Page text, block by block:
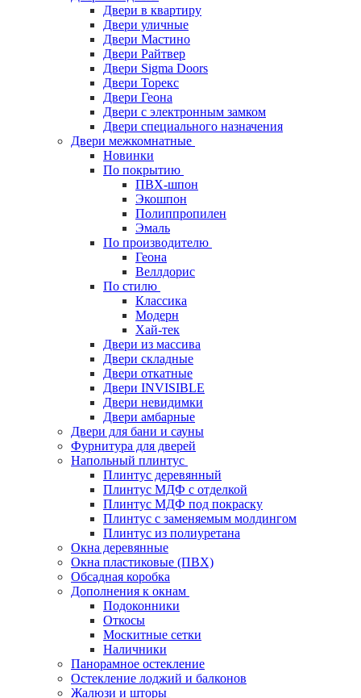
Двери в квартиру
Двери уличные
Двери Мастино
Двери Райтвер
Двери Sigma Doors
Двери Торекс
Двери Геона
Двери с электронным замком
Двери специального назначения
Двери межкомнатные
Новинки
По покрытию
ПВХ-шпон
Экошпон
Полиппропилен
Эмаль
По производителю
Геона
Веллдорис
По стилю
Классика
Модерн
Хай-тек
Двери из массива
Двери складные
Двери откатные
Двери INVISIBLE
Двери невидимки
Двери амбарные
Двери для бани и сауны
Фурнитура для дверей
Напольный плинтус
Плинтус деревянный
Плинтус МДФ с отделкой
Плинтус МДФ под покраску
Плинтус с заменяемым молдингом
Плинтус из полиуретана
Окна деревянные
Окна пластиковые (ПВХ)
Обсадная коробка
Дополнения к окнам
Подоконники
Откосы
Москитные сетки
Наличники
Панорамное остекление
Остекление лоджий и балконов
Жалюзи и шторы